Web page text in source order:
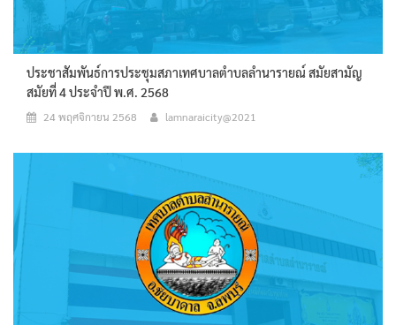
ประชาสัมพันธ์การประชุมสภาเทศบาลตำบลลำนารายณ์ สมัยสามัญ
สมัยที่ 4 ประจำปี พ.ศ. 2568
24 พฤศจิกายน 2568 lamnaraicity@2021